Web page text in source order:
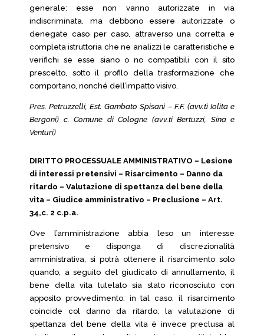
generale: esse non vanno autorizzate in via
indiscriminata, ma debbono essere autorizzate o
denegate caso per caso, attraverso una corretta e
completa istruttoria che ne analizzi le caratteristiche e
verifichi se esse siano o no compatibili con il sito
prescelto, sotto il profilo della trasformazione che
comportano, nonché dell’impatto visivo.
Pres. Petruzzelli, Est. Gambato Spisani – F.F. (avv.ti Iolita e
Bergoni) c. Comune di Cologne (avv.ti Bertuzzi, Sina e
Venturi)
DIRITTO PROCESSUALE AMMINISTRATIVO – Lesione
di interessi pretensivi – Risarcimento – Danno da
ritardo – Valutazione di spettanza del bene della
vita – Giudice amministrativo – Preclusione – Art.
34,c. 2 c.p.a.
Ove l’amministrazione abbia leso un interesse
pretensivo e disponga di discrezionalità
amministrativa, si potrà ottenere il risarcimento solo
quando, a seguito del giudicato di annullamento, il
bene della vita tutelato sia stato riconosciuto con
apposito provvedimento: in tal caso, il risarcimento
coincide col danno da ritardo; la valutazione di
spettanza del bene della vita è invece preclusa al